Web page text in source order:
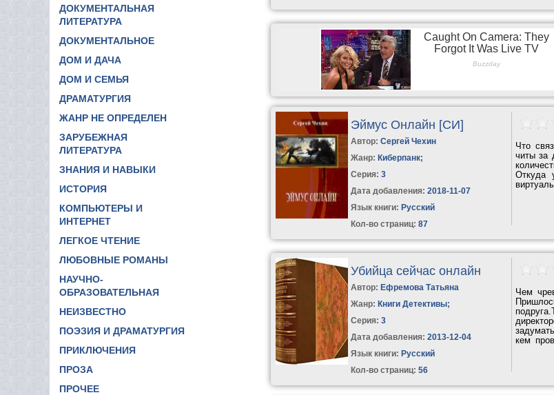
ДОКУМЕНТАЛЬНАЯ
ЛИТЕРАТУРА
ДОКУМЕНТАЛЬНОЕ
ДОМ И ДАЧА
ДОМ И СЕМЬЯ
ДРАМАТУРГИЯ
ЖАНР НЕ ОПРЕДЕЛЕН
ЗАРУБЕЖНАЯ
ЛИТЕРАТУРА
ЗНАНИЯ И НАВЫКИ
ИСТОРИЯ
КОМПЬЮТЕРЫ И
ИНТЕРНЕТ
ЛЕГКОЕ ЧТЕНИЕ
ЛЮБОВНЫЕ РОМАНЫ
НАУЧНО-
ОБРАЗОВАТЕЛЬНАЯ
НЕИЗВЕСТНО
ПОЭЗИЯ И ДРАМАТУРГИЯ
ПРИКЛЮЧЕНИЯ
ПРОЗА
ПРОЧЕЕ
Эймус Онлайн [СИ]
Автор:Сергей Чехин
Жанр: Киберпанк;
Серия:3
Дата добавления: 2018-11-07
Язык книги: Русский
Кол-во страниц: 87
Что
читы за
Откуда
Убийца сейчас онлайн
Автор: Ефремова Татьяна
Жанр: Книги Детективы;
Серия:3
Дата добавления: 2013-12-04
Язык книги: Русский
Кол-во страниц: 56
Чем
кем